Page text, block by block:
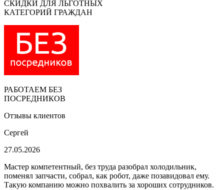
СКИДКИ ДЛЯ ЛЬГОТНЫХ
КАТЕГОРИЙ ГРАЖДАН
РАБОТАЕМ БЕЗ
ПОСРЕДНИКОВ
Отзывы клиентов
Сергей
27.05.2026
Мастер компетентный, без труда разобрал холодильник,
поменял запчасти, собрал, как робот, даже позавидовал ему.
Такую компанию можно похвалить за хороших сотрудников.